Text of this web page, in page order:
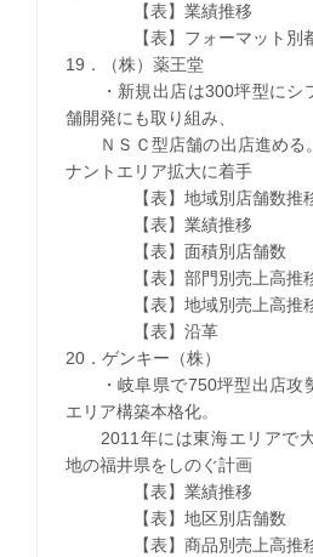
【表】業績推移
【表】フォーマット別都
19．（株）薬王堂
・新規出店は300坪型にシ
舗開発にも取り組み、
ＮＳＣ型店舗の出店進める
ナントエリア拡大に着手
【表】地域別店舗数推
【表】業績推移
【表】面積別店舗数
【表】部門別売上高推
【表】地域別売上高推
【表】沿革
20．ゲンキー（株）
・岐阜県で750坪型出店攻
エリア構築本格化。
2011年には東海エリアで大
地の福井県をしのぐ計画
【表】業績推移
【表】地区別店舗数
【表】商品別売上高推